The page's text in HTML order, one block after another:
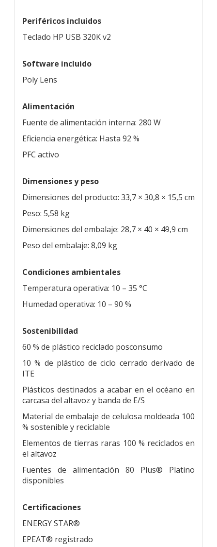
Periféricos incluidos
Teclado HP USB 320K v2
Software incluido
Poly Lens
Alimentación
Fuente de alimentación interna: 280 W
Eficiencia energética: Hasta 92 %
PFC activo
Dimensiones y peso
Dimensiones del producto: 33,7 × 30,8 × 15,5 cm
Peso: 5,58 kg
Dimensiones del embalaje: 28,7 × 40 × 49,9 cm
Peso del embalaje: 8,09 kg
Condiciones ambientales
Temperatura operativa: 10 – 35 °C
Humedad operativa: 10 – 90 %
Sostenibilidad
60 % de plástico reciclado posconsumo
10 % de plástico de ciclo cerrado derivado de
ITE
Plásticos destinados a acabar en el océano en
carcasa del altavoz y banda de E/S
Material de embalaje de celulosa moldeada 100
% sostenible y reciclable
Elementos de tierras raras 100 % reciclados en
el altavoz
Fuentes de alimentación 80 Plus® Platino
disponibles
Certificaciones
ENERGY STAR®
EPEAT® registrado